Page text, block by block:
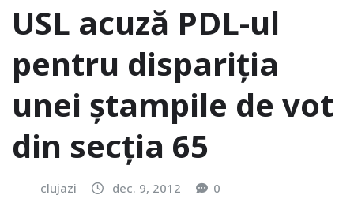
USL acuză PDL-ul
pentru dispariția
unei ștampile de vot
din secția 65
clujazi dec. 9, 2012 0